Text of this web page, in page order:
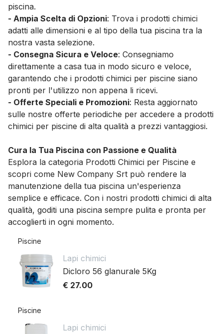
piscina.
- Ampia Scelta di Opzioni: Trova i prodotti chimici
adatti alle dimensioni e al tipo della tua piscina tra la
nostra vasta selezione.
- Consegna Sicura e Veloce: Consegniamo
direttamente a casa tua in modo sicuro e veloce,
garantendo che i prodotti chimici per piscine siano
pronti per l'utilizzo non appena li ricevi.
- Offerte Speciali e Promozioni: Resta aggiornato
sulle nostre offerte periodiche per accedere a prodotti
chimici per piscine di alta qualità a prezzi vantaggiosi.
Cura la Tua Piscina con Passione e Qualità
Esplora la categoria Prodotti Chimici per Piscine e
scopri come New Company Srt può rendere la
manutenzione della tua piscina un'esperienza
semplice e efficace. Con i nostri prodotti chimici di alta
qualità, goditi una piscina sempre pulita e pronta per
accoglierti in ogni momento.
Piscine
Lapi chimici
Dicloro 56 glanurale 5Kg
€ 27.00
Piscine
Lapi chimici